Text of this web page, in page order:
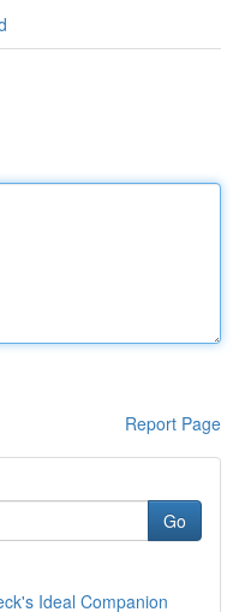
Report Page
Go
Ideal Companion